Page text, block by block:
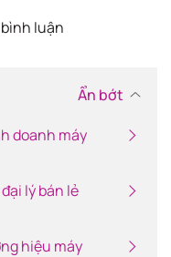
bình luận
Ẩn bớt
doanh máy
lý bán lẻ
hiệu máy